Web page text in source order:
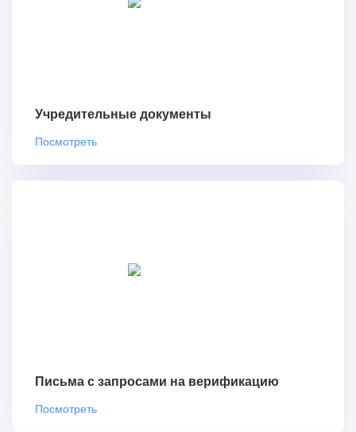
Учредительные документы
Посмотреть
Письма с запросами на верификацию
Посмотреть